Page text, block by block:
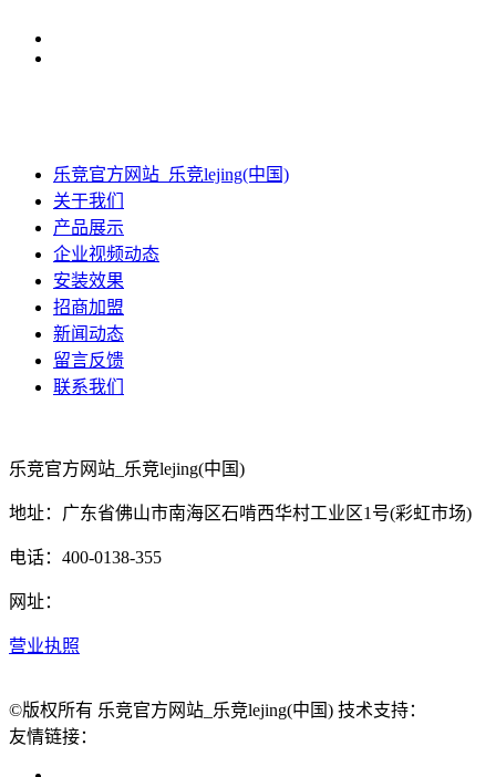
乐竞官方网站_乐竞lejing(中国)
关于我们
产品展示
企业视频动态
安装效果
招商加盟
新闻动态
留言反馈
联系我们
乐竞官方网站_乐竞lejing(中国)
地址：广东省佛山市南海区石啃西华村工业区1号(彩虹市场)
电话：400-0138-355
网址：
营业执照
©版权所有 乐竞官方网站_乐竞lejing(中国) 技术支持：
友情链接：